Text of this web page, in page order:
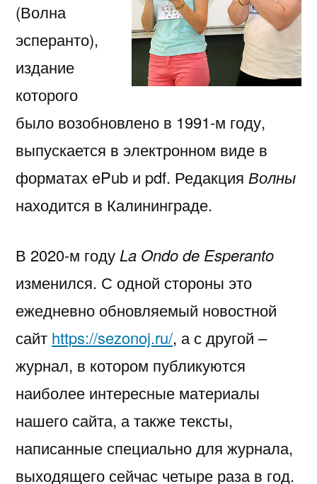
(Волна
эсперанто),
издание
которого
было возобновлено в 1991-м году,
выпускается в электронном виде в
форматах ePub и pdf. Редакция Волны
находится в Калининграде.
В 2020-м году La Ondo de Esperanto
изменился. С одной стороны это
ежедневно обновляемый новостной
сайт https://sezonoj.ru/, а с другой –
журнал, в котором публикуются
наиболее интересные материалы
нашего сайта, а также тексты,
написанные специально для журнала,
выходящего сейчас четыре раза в год.